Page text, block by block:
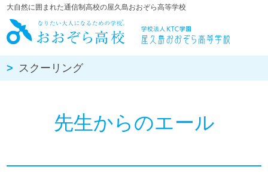
大自然に囲まれた通信制高校の屋久島おおぞら高等学校
先生からのエール
スクーリング